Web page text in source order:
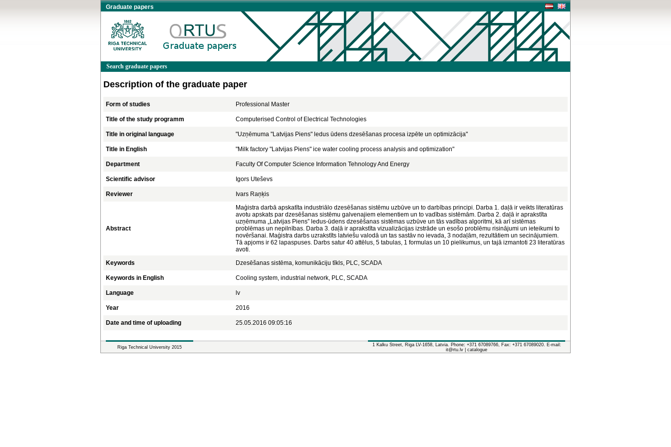
Graduate papers
Search graduate papers
Description of the graduate paper
Form of studies Professional Master
Title of the study programm Computerised Control of Electrical Technologies
Title in original language "Uzņēmuma "Latvijas Piens" ledus ūdens dzesēšanas procesa izpēte un optimizācija"
Title in English "Milk factory "Latvijas Piens" ice water cooling process analysis and optimization"
Department Faculty Of Computer Science Information Tehnology And Energy
Scientific advisor Igors Uteševs
Reviewer Ivars Raņķis
Abstract
Maģistra darbā apskatīta industriālo dzesēšanas sistēmu uzbūve un to darbības principi. Darba 1. daļā ir veikts literatūras
avotu apskats par dzesēšanas sistēmu galvenajiem elementiem un to vadības sistēmām. Darba 2. daļā ir aprakstīta
uzņēmuma „Latvijas Piens” ledus-ūdens dzesēšanas sistēmas uzbūve un tās vadības algoritmi, kā arī sistēmas
problēmas un nepilnības. Darba 3. daļā ir aprakstīta vizualizācijas izstrāde un esošo problēmu risinājumi un ieteikumi to
novēršanai. Maģistra darbs uzrakstīts latviešu valodā un tas sastāv no ievada, 3 nodaļām, rezultātiem un secinājumiem.
Tā apjoms ir 62 lapaspuses. Darbs satur 40 attēlus, 5 tabulas, 1 formulas un 10 pielikumus, un tajā izmantoti 23 literatūras
avoti.
Keywords
Dzesēšanas sistēma, komunikāciju tīkls, PLC, SCADA
Keywords in English Cooling system, industrial network, PLC, SCADA
Language lv
Year 2016
Date and time of uploading 25.05.2016 09:05:16
Riga Technical University 2015
1 Kalku Street, Riga LV-1658, Latvia. Phone: +371 67089766, Fax: +371 67089020. E-mail:
it@rtu.lv | catalogue